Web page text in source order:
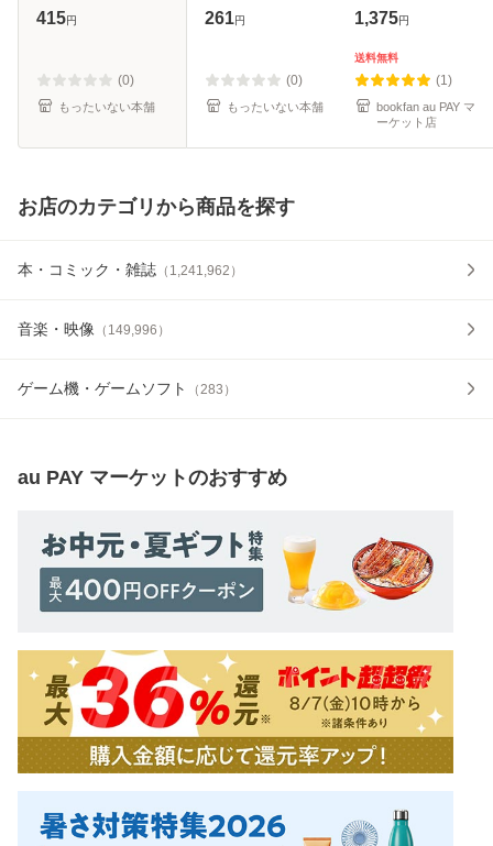
たい… （リーフノ
本]【メール便送料
無料】
415円
(0)
もったいない本舗
[文庫]【メール便送
261円
(0)
もったいない本舗
1,375円
送料無料
(1)
bookfan au PAY マ
ーケット店
お店のカテゴリから商品を探す
本・コミック・雑誌 （ 1,241,962 ）
音楽・映像 （ 149,996 ）
ゲーム機・ゲームソフト （283 ）
au PAY マーケットのおすすめ